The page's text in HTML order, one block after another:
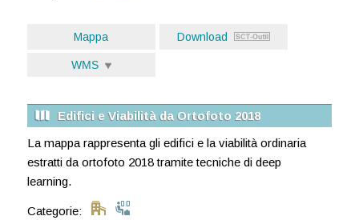
Mappa Download
WMS
Edifici e Viabilità da Ortofoto 2018
La mappa rappresenta gli edifici e la viabilità ordinaria
estratti da ortofoto 2018 tramite tecniche di deep
learning.
Categorie: